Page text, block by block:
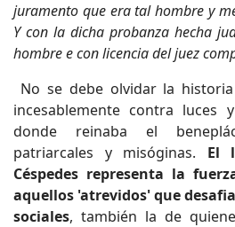
juramento que era tal hombre y
Y con la dicha probanza hecha
hombre e con licencia del juez
No se debe olvidar la
incesablemente contra luces
donde reinaba el
patriarcales y misóginas. El
Céspedes representa la
aquellos 'atrevidos' que
sociales, también la de